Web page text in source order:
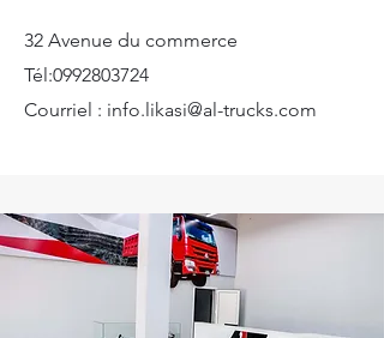
32 Avenue du commerce
Tél:0992803724
Courriel : info.likasi@al-trucks.com